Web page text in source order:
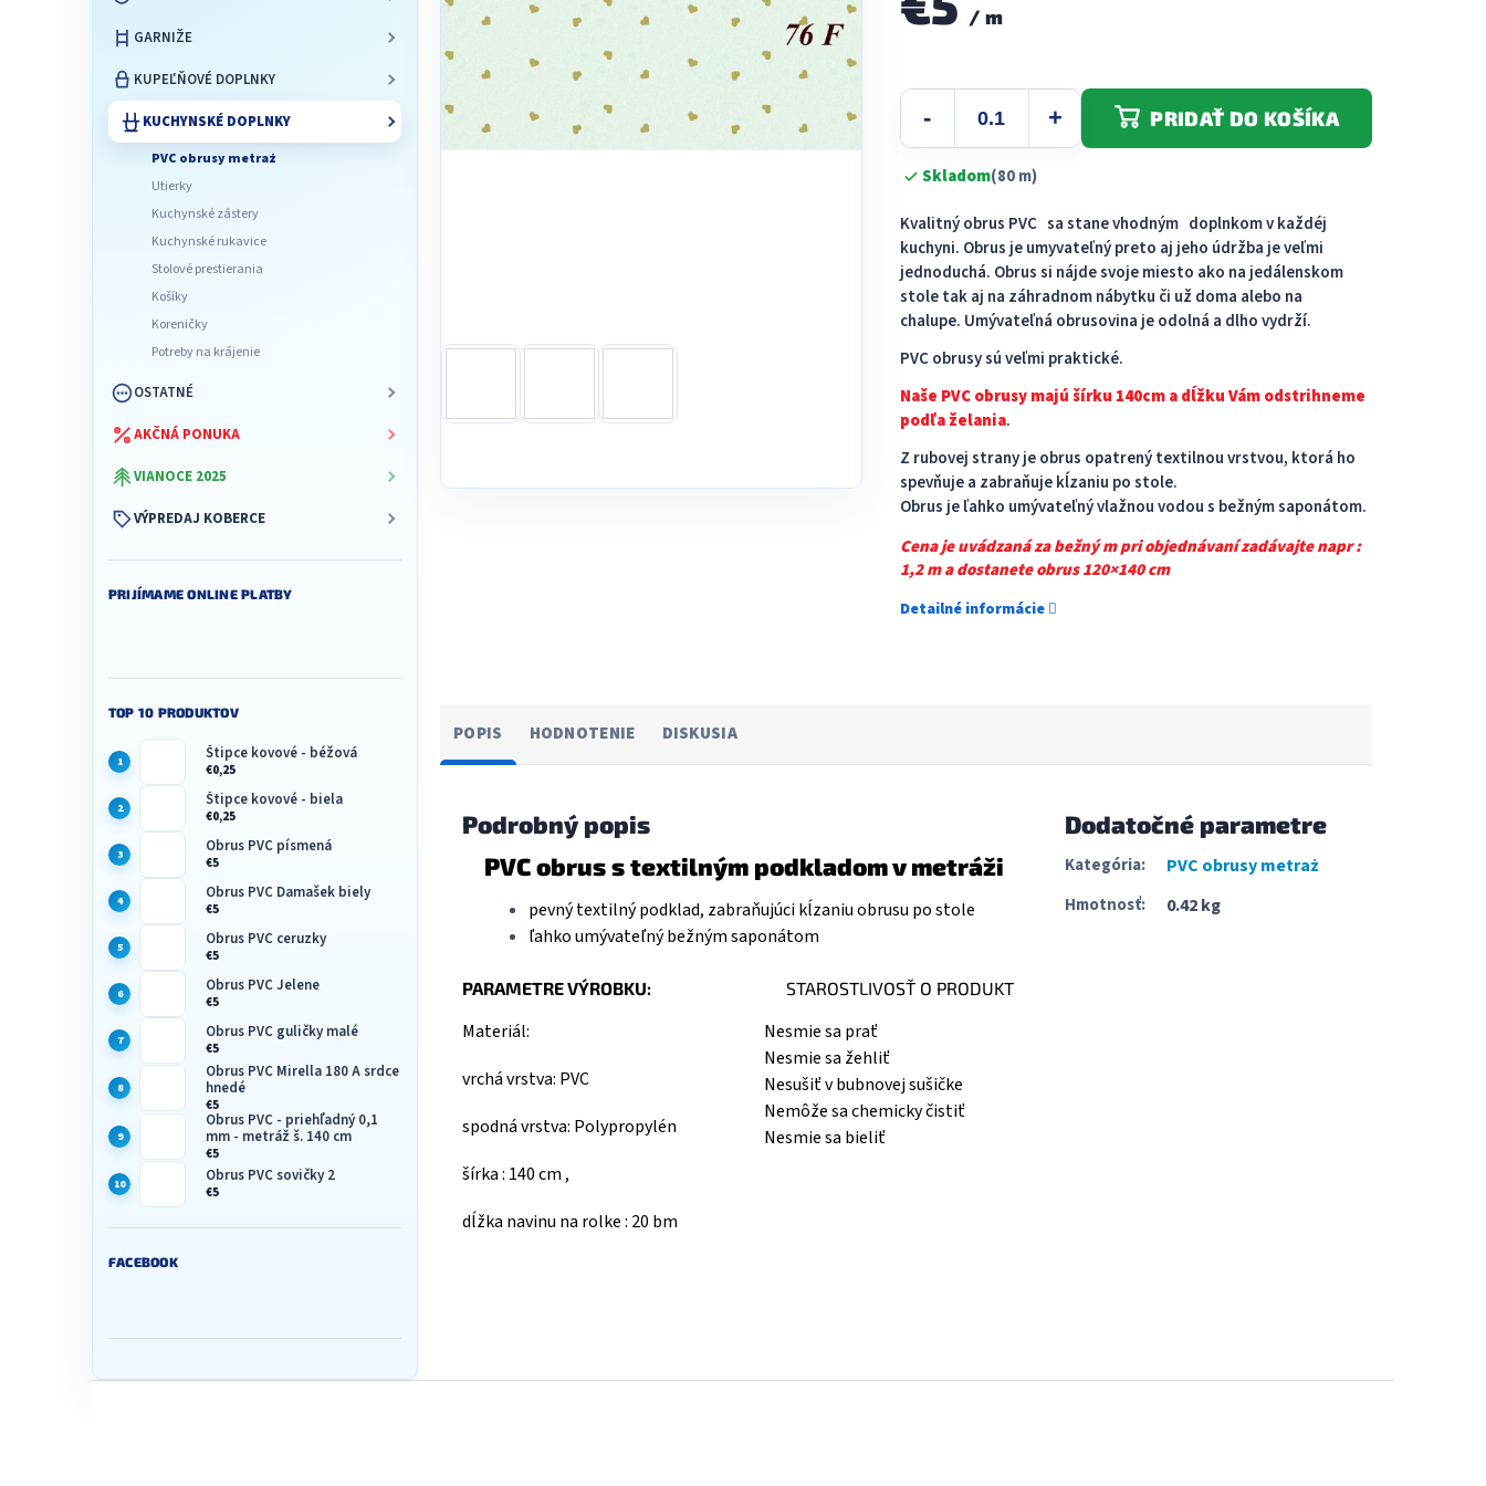
GARNIŽE
KUPEĽŇOVÉ DOPLNKY
KUCHYNSKÉ DOPLNKY
PVC obrusy metraż
Utierky
Kuchynské zástery
Kuchynské rukavice
Stolové prestierania
Košíky
Koreničky
Potreby na krájenie
OSTATNÉ
AKČNÁ PONUKA
VIANOCE 2025
VÝPREDAJ KOBERCE
PRIJÍMAME ONLINE PLATBY
TOP 10 PRODUKTOV
Štipce kovové - béžová
€0,25
Štipce kovové - biela
€0,25
Obrus PVC písmená
€5
Obrus PVC Damašek biely
€5
Obrus PVC ceruzky
€5
Obrus PVC Jelene
€5
Obrus PVC guličky malé
€5
Obrus PVC Mirella 180 A srdce
hnedé
€5
Obrus PVC - priehľadný 0,1
mm - metráž š. 140 cm
€5
Obrus PVC sovičky 2
€5
FACEBOOK
/ m
Skladom(80 m)
PRIDAŤ DO KOŠÍKA
Kvalitný obrus PVC sa stane vhodným doplnkom v každéj
kuchyni. Obrus je umyvateľný preto aj jeho údržba je veľmi
jednoduchá. Obrus ​​si nájde svoje miesto ako na jedálenskom
stole tak aj na záhradnom nábytku či už doma alebo na
chalupe. Umývateľná obrusovina je odolná a dlho vydrží.
PVC obrusy sú veľmi praktické.
Naše PVC obrusy majú šírku 140cm a dĺžku Vám odstrihneme
podľa želania.
Z rubovej strany je obrus opatrený textilnou vrstvou, ktorá ho
spevňuje a zabraňuje kĺzaniu po stole.
Obrus je ľahko umývateľný vlažnou vodou s bežným saponátom.
Cena je uvádzaná za bežný m pri objednávaní zadávajte napr :
1,2 m a dostanete obrus 120×140 cm
Detailné informácie
POPIS HODNOTENIE DISKUSIA
Podrobný popis
PVC obrus s textilným podkladom v metráži
pevný textilný podklad, zabraňujúci kĺzaniu obrusu po stole
ľahko umývateľný bežným saponátom
PARAMETRE VÝROBKU:
Materiál:
vrchá vrstva: PVC
spodná vrstva: Polypropylén
šírka : 140 cm ,
dĺžka navinu na rolke : 20 bm
STAROSTLIVOSŤ O PRODUKT
Nesmie sa prať
Nesmie sa žehliť
Nesušiť v bubnovej sušičke
Nemôže sa chemicky čistiť
Nesmie sa bieliť
Dodatočné parametre
Kategória: PVC obrusy metraż
Hmotnosť: 0.42 kg